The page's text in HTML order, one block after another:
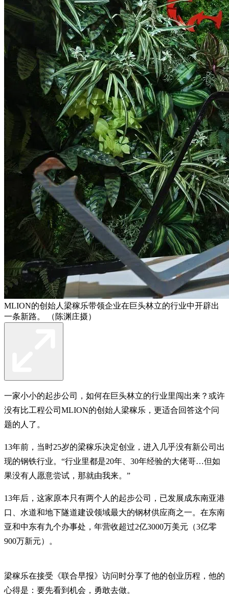
MLION的创始人梁稼乐带领企业在巨头林立的行业中开辟出
一条新路。 （陈渊庄摄）
一家小小的起步公司，如何在巨头林立的行业里闯出来？或许
没有比工程公司MLION的创始人梁稼乐，更适合回答这个问
题的人了。
13年前，当时25岁的梁稼乐决定创业，进入几乎没有新公司出
现的钢铁行业。“行业里都是20年、30年经验的大佬哥…但如
果没有人愿意尝试，那就由我来。”
13年后，这家原本只有两个人的起步公司，已发展成东南亚港
口、水道和地下隧道建设领域最大的钢材供应商之一。在东南
亚和中东有九个办事处，年营收超过2亿3000万美元（3亿零
900万新元）。
梁稼乐在接受《联合早报》访问时分享了他的创业历程，他的
心得是：要先看到机会，勇敢去做。